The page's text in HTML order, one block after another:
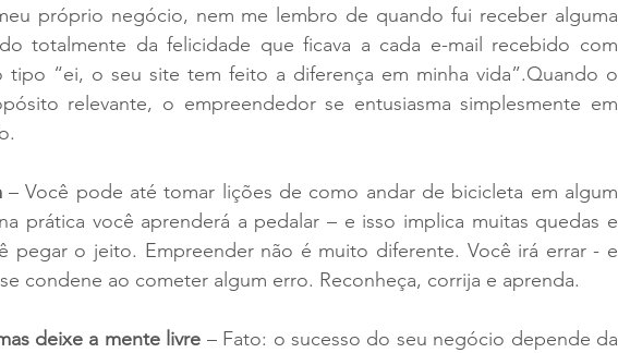
próprio negócio, nem me lembro de quando fui receber alguma
totalmente da felicidade que ficava a cada e-mail recebido com
tipo “ei, o seu site tem feito a diferença em minha vida”.Quando o
relevante, o empreendedor se entusiasma simplesmente em
– Você pode até tomar lições de como andar de bicicleta em algum
prática você aprenderá a pedalar – e isso implica muitas quedas e
pegar o jeito. Empreender não é muito diferente. Você irá errar - e
condene ao cometer algum erro. Reconheça, corrija e aprenda.
deixe a mente livre – Fato: o sucesso do seu negócio depende da